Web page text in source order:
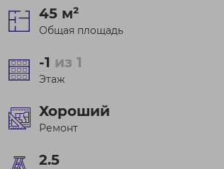
45 м²
Общая площадь
-1 из 1
Этаж
Хороший
Ремонт
2.5